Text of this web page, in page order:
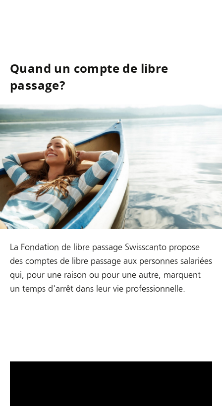
Quand un compte de libre
passage?
La Fondation de libre passage Swisscanto propose
des comptes de libre passage aux personnes salariées
qui, pour une raison ou pour une autre, marquent
un temps d'arrêt dans leur vie professionnelle.